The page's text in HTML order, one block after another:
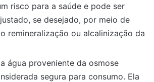
risco para a saúde e pode ser
se desejado, por meio de
remineralização ou alcalinização da
água proveniente da osmose
segura para consumo. Ela